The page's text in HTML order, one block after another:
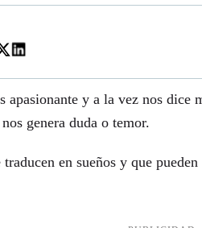
apasionante y a la vez nos dice
genera duda o temor.
en sueños y que